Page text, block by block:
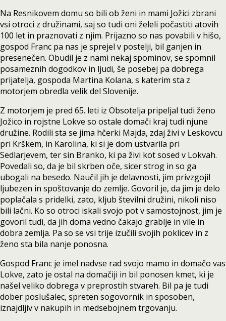
Na Resnikovem domu so bili ob ženi in mami Jožici zbrani
vsi otroci z družinami, saj so tudi oni želeli počastiti atovih
100 let in praznovati z njim. Prijazno so nas povabili v hišo,
gospod Franc pa nas je sprejel v postelji, bil ganjen in
presenečen. Obudil je z nami nekaj spominov, se spomnil
posameznih dogodkov in ljudi, še posebej pa dobrega
prijatelja, gospoda Martina Kolana, s katerim sta z
motorjem obredla velik del Slovenije.
Z motorjem je pred 65. leti iz Obsotelja pripeljal tudi ženo
Jožico in rojstne Lokve so ostale domači kraj tudi njune
družine. Rodili sta se jima hčerki Majda, zdaj živi v Leskovcu
pri Krškem, in Karolina, ki si je dom ustvarila pri
Sedlarjevem, ter sin Branko, ki pa živi kot sosed v Lokvah.
Povedali so, da je bil skrben oče, sicer strog in so ga
ubogali na besedo. Naučil jih je delavnosti, jim privzgojil
ljubezen in spoštovanje do zemlje. Govoril je, da jim je delo
poplačala s pridelki, zato, kljub številni družini, nikoli niso
bili lačni. Ko so otroci iskali svojo pot v samostojnost, jim je
govoril tudi, da jih doma vedno čakajo grablje in vile in
dobra zemlja. Pa so se vsi trije izučili svojih poklicev in z
ženo sta bila nanje ponosna.
Gospod Franc je imel nadvse rad svojo mamo in domačo vas
Lokve, zato je ostal na domačiji in bil ponosen kmet, ki je
našel veliko dobrega v preprostih stvareh. Bil pa je tudi
dober poslušalec, spreten sogovornik in sposoben,
iznajdljiv v nakupih in medsebojnem trgovanju.